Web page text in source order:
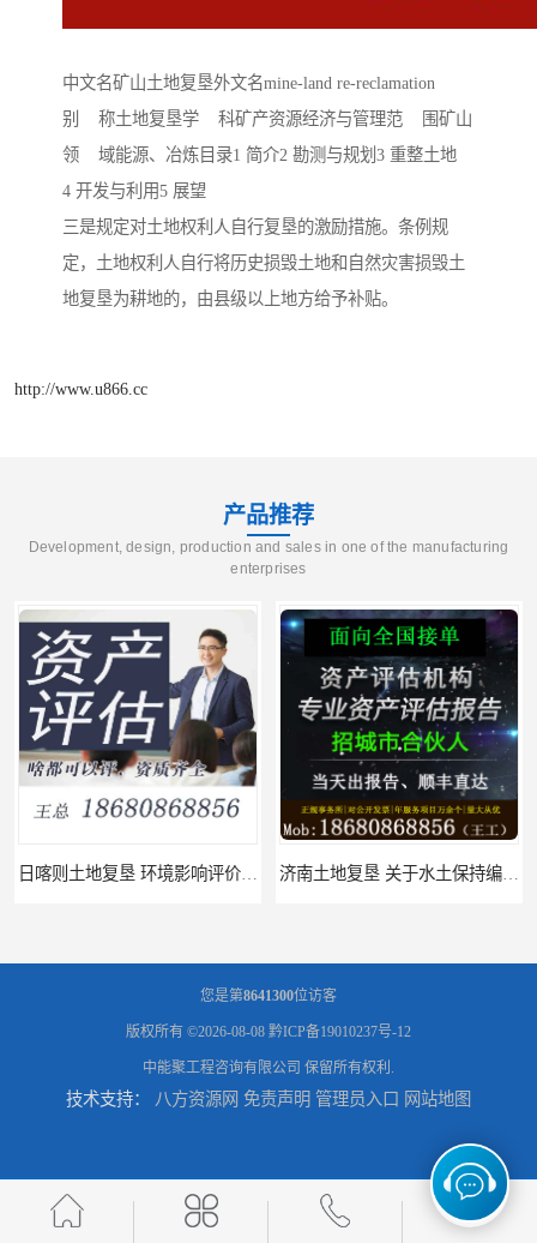
中文名矿山土地复垦外文名mine-land re-reclamation
别 称土地复垦学 科矿产资源经济与管理范 围矿山
领 域能源、冶炼目录1 简介2 勘测与规划3 重整土地
4 开发与利用5 展望
三是规定对土地权利人自行复垦的激励措施。条例规
定，土地权利人自行将历史损毁土地和自然灾害损毁土
地复垦为耕地的，由县级以上地方给予补贴。
http://www.u866.cc
产品推荐
Development, design, production and sales in one of the manufacturing
enterprises
福州土地复垦 节地评估水资源论证 机构 泸州土地复垦 工程节能评估 服务
您是第8641300位访客
版权所有 ©2026-08-08 黔ICP备19010237号-12
中能聚工程咨询有限公司 保留所有权利.
技术支持： 八方资源网 免责声明 管理员入口 网站地图